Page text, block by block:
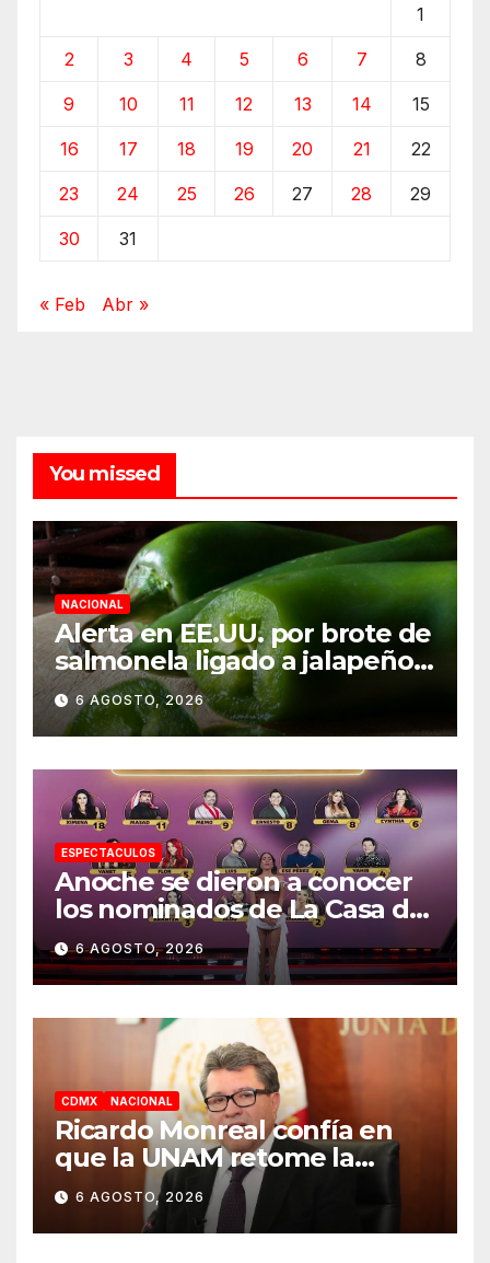
1
2 3 4 5 6 7 8
9 10 11 12 13 14 15
16 17 18 19 20 21 22
23 24 25 26 27 28 29
30 31
« Feb Abr »
You missed
NACIONAL
Alerta en EE.UU. por brote de
salmonela ligado a jalapeños
mexicanos; reportan 345
casos
6 AGOSTO, 2026
ESPECTACULOS
Anoche se dieron a conocer
los nominados de La Casa de
los Famosos México 2026 en
la segunda semana
6 AGOSTO, 2026
CDMX NACIONAL
Ricardo Monreal confía en
que la UNAM retome la
normalidad e inicie el
semestre mediante el
diálogo
6 AGOSTO, 2026